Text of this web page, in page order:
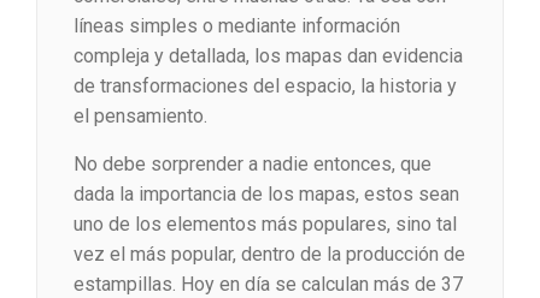
líneas simples o mediante información
compleja y detallada, los mapas dan evidencia
de transformaciones del espacio, la historia y
el pensamiento.
No debe sorprender a nadie entonces, que
dada la importancia de los mapas, estos sean
uno de los elementos más populares, sino tal
vez el más popular, dentro de la producción de
estampillas. Hoy en día se calculan más de 37